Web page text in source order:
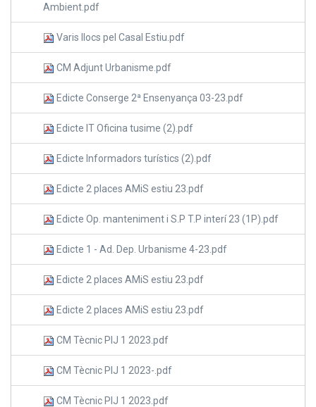
Ambient.pdf
Varis llocs pel Casal Estiu.pdf
CM Adjunt Urbanisme.pdf
Edicte Conserge 2ª Ensenyança 03-23.pdf
Edicte IT Oficina tusime (2).pdf
Edicte Informadors turístics (2).pdf
Edicte 2 places AMiS estiu 23.pdf
Edicte Op. manteniment i S.P T.P interí 23 (1P).pdf
Edicte 1 - Ad. Dep. Urbanisme 4-23.pdf
Edicte 2 places AMiS estiu 23.pdf
Edicte 2 places AMiS estiu 23.pdf
CM Tècnic PIJ 1 2023.pdf
CM Tècnic PIJ 1 2023-.pdf
CM Tècnic PIJ 1 2023.pdf